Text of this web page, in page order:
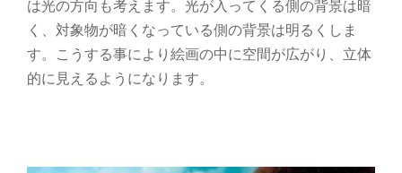
は光の方向も考えます。光が入ってくる側の背景は暗
く、対象物が暗くなっている側の背景は明るくしま
す。こうする事により絵画の中に空間が広がり、立体
的に見えるようになります。
絵画の巨匠ボブ・ロスの初心者向け油絵
描写